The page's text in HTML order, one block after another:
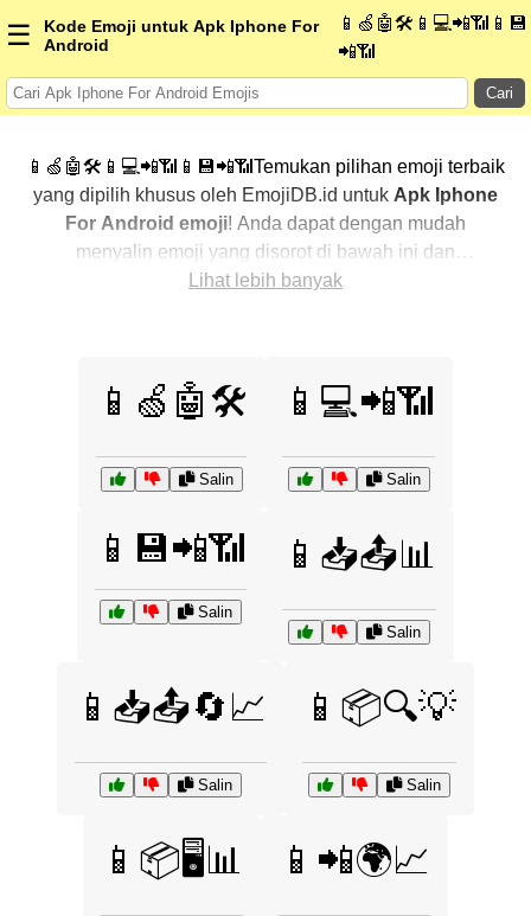
☰
Kode Emoji untuk Apk Iphone For
Android
📱🍏🤖🛠️📱💻📲📶📱💾
📲📶
Cari
📱🍏🤖🛠️📱💻📲📶📱💾📲📶Temukan pilihan emoji terbaik
yang dipilih khusus oleh EmojiDB.id untuk Apk Iphone
For Android emoji! Anda dapat dengan mudah
menyalin emoji yang disorot di bawah ini dan
menggunakannya di percakapan Anda untuk
pilihan? Jelajahi kategori lainnya untuk menemukan cara
baru dalam mengekspresikan
Apk Iphone For Android
Lihat lebih banyak
📱🍏🤖🛠️
Salin
📱💻📲📶
Salin
📱💾📲📶
Salin
📱📥📤📊
Salin
📱📥📤🔄📈
Salin
📱📦🔍💡
Salin
📱📦🖥️📊 📱📲🌍📈